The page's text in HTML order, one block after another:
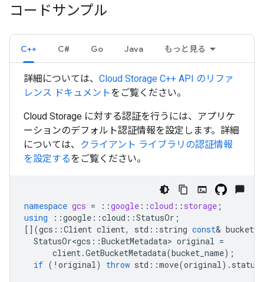
コードサンプル
C++ C# Go Java もっと見る
詳細については、 Cloud Storage C++ API のリファ
レンス ドキュメントをご覧ください。
Cloud Storage に対する認証を行うには、アプリケ
ーションのデフォルト認証情報を設定します。詳細
については、 クライアント ライブラリの認証情報
を設定するをご覧ください。
namespace gcs = ::google ::cloud :: storage ;
using
::google ::cloud ::StatusOr ;
[](gcs ::Client client, std :: string const&
StatusOr<gcs ::BucketMetadata> original =
client.GetBucketMetadata(bucket_name);
if ( ! original) throw std ::move(original). status